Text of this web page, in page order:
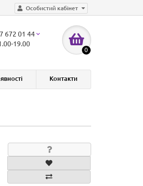
Особистий кабінет
672 01 44
19.00
0
Контакти